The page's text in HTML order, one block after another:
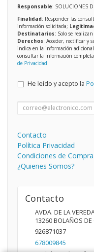
Responsable: SOLUCIONES
Finalidad: Responder las
información solicitada;
Destinatarios: Solo se
Derechos: Acceder, rectificar y
indica en la información
consultar la información
de Privacidad
He leído y acepto la
Contacto
Política Privacidad
Condiciones de Compra
¿Quienes Somos?
Contacto
AVDA. DE LA
13260BOLAÑOS DE
926871037
678009845